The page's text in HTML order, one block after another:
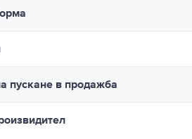
в рамките на 1-2 дни с бърза
в продължителен контакт с устройството
полета. Тези магнити и електромагнитни
информация. Пълни подробности на:https://
пускане в продажба